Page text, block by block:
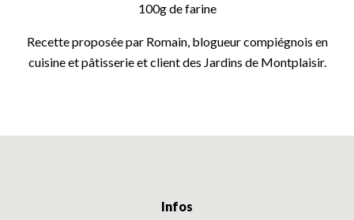
100g de farine
Recette proposée par Romain, blogueur compiégnois en
cuisine et pâtisserie et client des Jardins de Montplaisir.
Infos